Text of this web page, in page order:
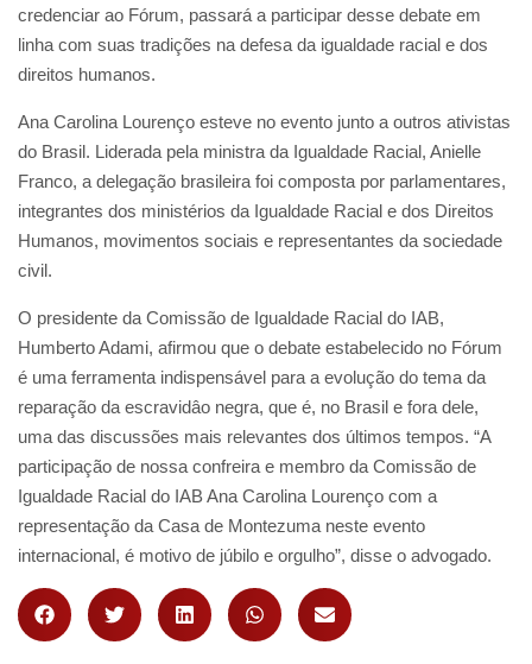
credenciar ao Fórum, passará a participar desse debate em
linha com suas tradições na defesa da igualdade racial e dos
direitos humanos.
Ana Carolina Lourenço esteve no evento junto a outros ativistas
do Brasil. Liderada pela ministra da Igualdade Racial, Anielle
Franco, a delegação brasileira foi composta por parlamentares,
integrantes dos ministérios da Igualdade Racial e dos Direitos
Humanos, movimentos sociais e representantes da sociedade
civil.
O presidente da Comissão de Igualdade Racial do IAB,
Humberto Adami, afirmou que o debate estabelecido no Fórum
é uma ferramenta indispensável para a evolução do tema da
reparação da escravidâo negra, que é, no Brasil e fora dele,
uma das discussões mais relevantes dos últimos tempos. “A
participação de nossa confreira e membro da Comissão de
Igualdade Racial do IAB Ana Carolina Lourenço com a
representação da Casa de Montezuma neste evento
internacional, é motivo de júbilo e orgulho”, disse o advogado.